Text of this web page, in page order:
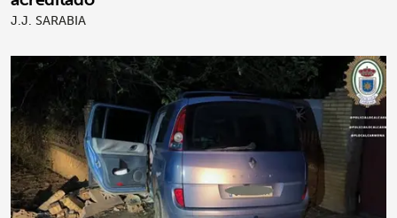
J.J. SARABIA